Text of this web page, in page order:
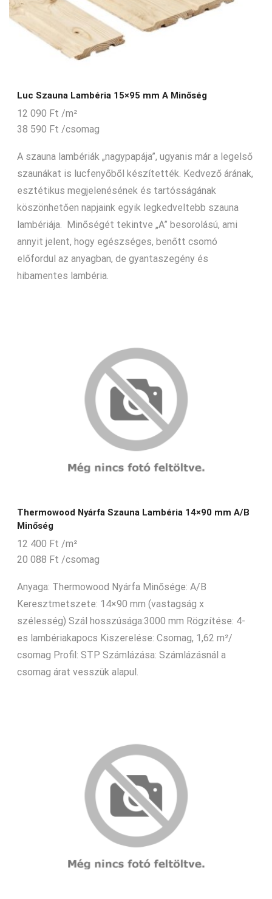
Luc Szauna Lambéria 15×95 mm A Minőség
12 090 Ft /m²
38 590 Ft /csomag
A szauna lambériák „nagypapája”, ugyanis már a legelső
szaunákat is lucfenyőből készítették. Kedvező árának,
esztétikus megjelenésének és tartósságának
köszönhetően napjaink egyik legkedveltebb szauna
lambériája. Minőségét tekintve „A” besorolású, ami
annyit jelent, hogy egészséges, benőtt csomó
előfordul az anyagban, de gyantaszegény és
hibamentes lambéria.
Thermowood Nyárfa Szauna Lambéria 14×90 mm A/B
Minőség
12 400 Ft /m²
20 088 Ft /csomag
Anyaga: Thermowood Nyárfa Minősége: A/B
Keresztmetszete: 14×90 mm (vastagság x
szélesség) Szál hosszúsága:3000 mm Rögzítése: 4-
es lambériakapocs Kiszerelése: Csomag, 1,62 m²/
csomag Profil: STP Számlázása: Számlázásnál a
csomag árat vesszük alapul.